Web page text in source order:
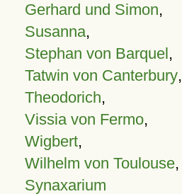
Gerhard und Simon,
Susanna,
Stephan von Barquel,
Tatwin von Canterbury,
Theodorich,
Vissia von Fermo,
Wigbert,
Wilhelm von Toulouse,
Synaxarium